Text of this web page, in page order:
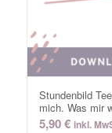
Stundenbild
mich. Was mir
5,90€ inkl.